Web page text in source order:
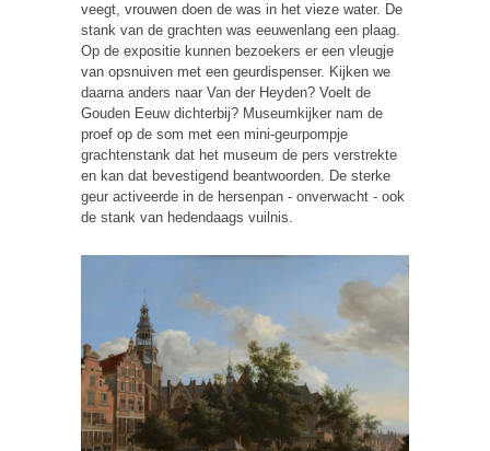
veegt, vrouwen doen de was in het vieze water. De
stank van de grachten was eeuwenlang een plaag.
Op de expositie kunnen bezoekers er een vleugje
van opsnuiven met een geurdispenser. Kijken we
daarna anders naar Van der Heyden? Voelt de
Gouden Eeuw dichterbij? Museumkijker nam de
proef op de som met een mini-geurpompje
grachtenstank dat het museum de pers verstrekte
en kan dat bevestigend beantwoorden. De sterke
geur activeerde in de hersenpan - onverwacht - ook
de stank van hedendaags vuilnis.